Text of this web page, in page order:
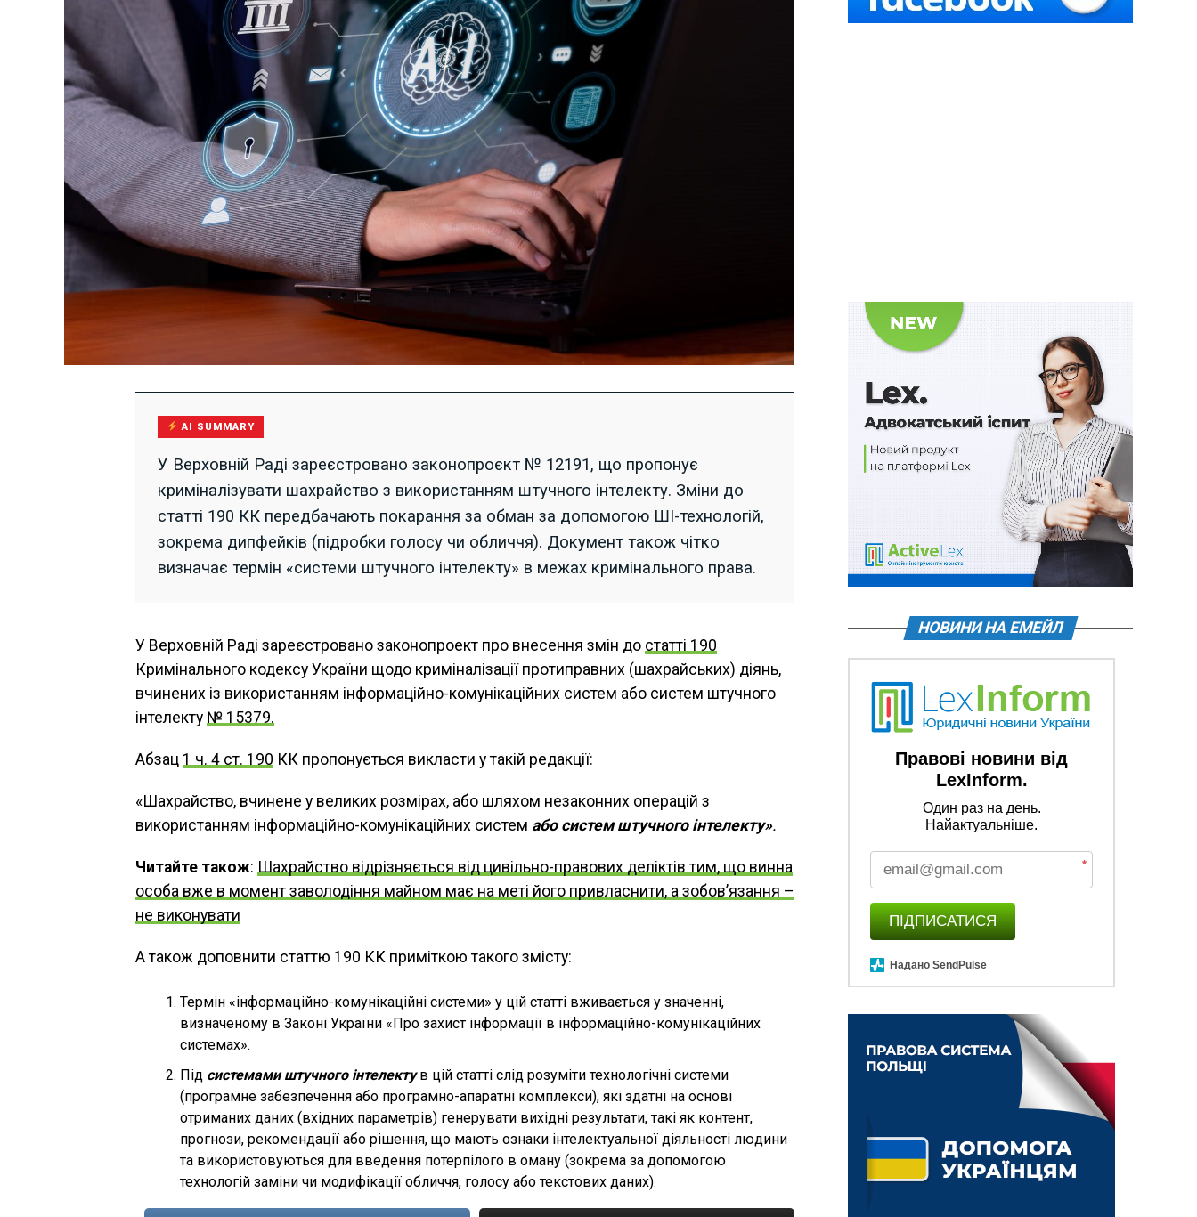
AI SUMMARY
У Верховній Раді зареєстровано законопроєкт № 12191, що пропонує
криміналізувати шахрайство з використанням штучного інтелекту. Зміни до
статті 190 КК передбачають покарання за обман за допомогою ШІ-технологій,
зокрема дипфейків (підробки голосу чи обличчя). Документ також чітко
визначає термін «системи штучного інтелекту» в межах кримінального права.
У Верховній Раді зареєстровано законопроект про внесення змін до статті 190
Кримінального кодексу України щодо криміналізації протиправних (шахрайських) діянь,
вчинених із використанням інформаційно-комунікаційних систем або систем штучного
інтелекту № 15379.
Абзац 1 ч. 4 ст. 190 КК пропонується викласти у такій редакції:
«Шахрайство, вчинене у великих розмірах, або шляхом незаконних операцій з
використанням інформаційно-комунікаційних систем або систем штучного інтелекту».
Читайте також: Шахрайство відрізняється від цивільно-правових деліктів тим, що винна
особа вже в момент заволодіння майном має на меті його привласнити, а зобов’язання –
не виконувати
А також доповнити статтю 190 КК приміткою такого змісту:
Термін «інформаційно-комунікаційні системи» у цій статті вживається у значенні,
визначеному в Законі України «Про захист інформації в інформаційно-комунікаційних
системах».
Під системами штучного інтелектув цій статті слід розуміти технологічні системи
(програмне забезпечення або програмно-апаратні комплекси), які здатні на основі
отриманих даних (вхідних параметрів) генерувати вихідні результати, такі як контент,
прогнози, рекомендації або рішення, що мають ознаки інтелектуальної діяльності людини
та використовуються для введення потерпілого в оману (зокрема за допомогою
технологій заміни чи модифікації обличчя, голосу або текстових даних).
НОВИНИ НА ЕМЕЙЛ
Правові новини від
LexInform.
Один раз на день.
Найактуальніше.
*
ПІДПИСАТИСЯ
Надано SendPulse